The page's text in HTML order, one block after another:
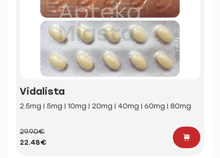
Vidalista
2.5mg | 5mg | 10mg | 20mg | 40mg | 60mg | 80mg
29.90€
22.48€